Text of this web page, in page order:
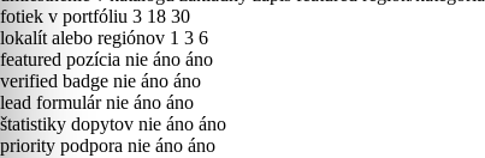
fotiek v portfóliu 3 18 30
lokalít alebo regiónov 1 3 6
featured pozícia nie áno áno
verified badge nie áno áno
lead formulár nie áno áno
štatistiky dopytov nie áno áno
priority podpora nie áno áno